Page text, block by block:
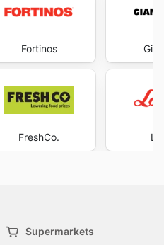
Fortinos
FreshCo.
Supermarkets